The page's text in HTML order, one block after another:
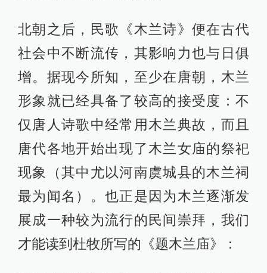
北朝之后，民歌《木兰诗》便在古代
社会中不断流传，其影响力也与日俱
增。据现今所知，至少在唐朝，木兰
形象就已经具备了较高的接受度：不
仅唐人诗歌中经常用木兰典故，而且
唐代各地开始出现了木兰女庙的祭祀
现象（其中尤以河南虞城县的木兰祠
最为闻名）。也正是因为木兰逐渐发
展成一种较为流行的民间崇拜，我们
才能读到杜牧所写的《题木兰庙》：